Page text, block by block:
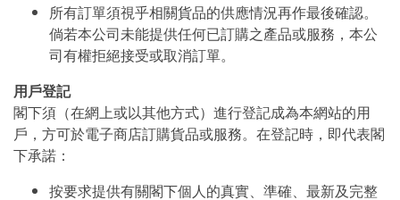
所有訂單須視乎相關貨品的供應情況再作最後確認。
倘若本公司未能提供任何已訂購之產品或服務，本公
司有權拒絕接受或取消訂單。
用戶登記
閣下須（在網上或以其他方式）進行登記成為本網站的用
戶，方可於電子商店訂購貨品或服務。在登記時，即代表閣
下承諾：
按要求提供有關閣下個人的真實、準確、最新及完整